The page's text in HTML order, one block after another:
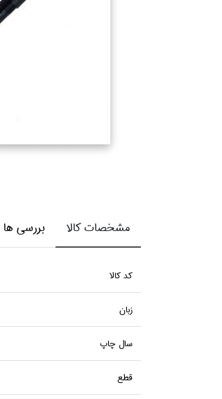
مشخصات کالا بررسی ها
كد كالا
زبان
سال چاپ
قطع